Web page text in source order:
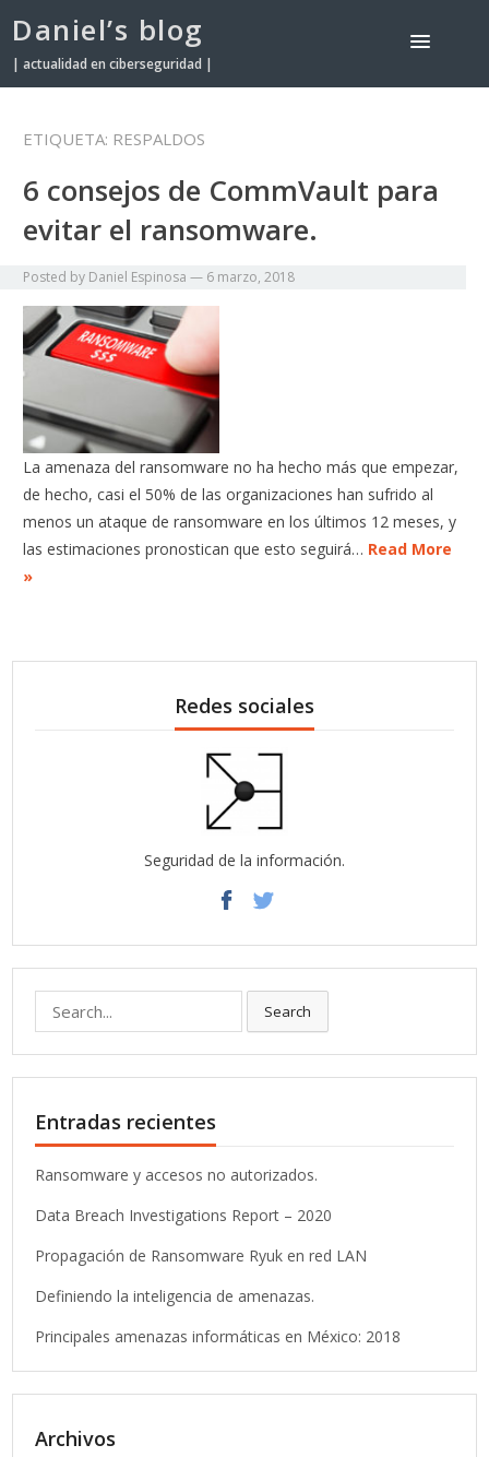
Daniel’s blog
| actualidad en ciberseguridad |
ETIQUETA: RESPALDOS
6 consejos de CommVault para
evitar el ransomware.
Posted by Daniel Espinosa — 6 marzo, 2018
La amenaza del ransomware no ha hecho más que empezar,
de hecho, casi el 50% de las organizaciones han sufrido al
menos un ataque de ransomware en los últimos 12 meses, y
las estimaciones pronostican que esto seguirá… Read More
»
Redes sociales
Seguridad de la información.
Search
Entradas recientes
Ransomware y accesos no autorizados.
Data Breach Investigations Report – 2020
Propagación de Ransomware Ryuk en red LAN
Definiendo la inteligencia de amenazas.
Principales amenazas informáticas en México: 2018
Archivos